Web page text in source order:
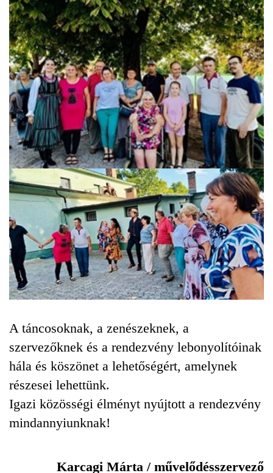
A táncosoknak, a zenészeknek, a
szervezőknek és a rendezvény lebonyolítóinak
hála és köszönet a lehetőségért, amelynek
részesei lehettünk.
Igazi közösségi élményt nyújtott a rendezvény
mindannyiunknak!
Karcagi Márta / művelődésszervező